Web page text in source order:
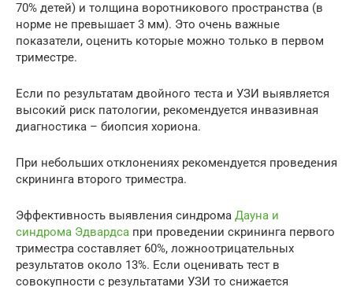
70% детей) и толщина воротникового пространства (в
норме не превышает 3 мм). Это очень важные
показатели, оценить которые можно только в первом
триместре.
Если по результатам двойного теста и УЗИ выявляется
высокий риск патологии, рекомендуется инвазивная
диагностика – биопсия хориона.
При небольших отклонениях рекомендуется проведения
скрининга второго триместра.
Эффективность выявления синдрома Дауна и
синдрома Эдвардса при проведении скрининга первого
триместра составляет 60%, ложноотрицательных
результатов около 13%. Если оценивать тест в
совокупности с результатами УЗИ то снижается